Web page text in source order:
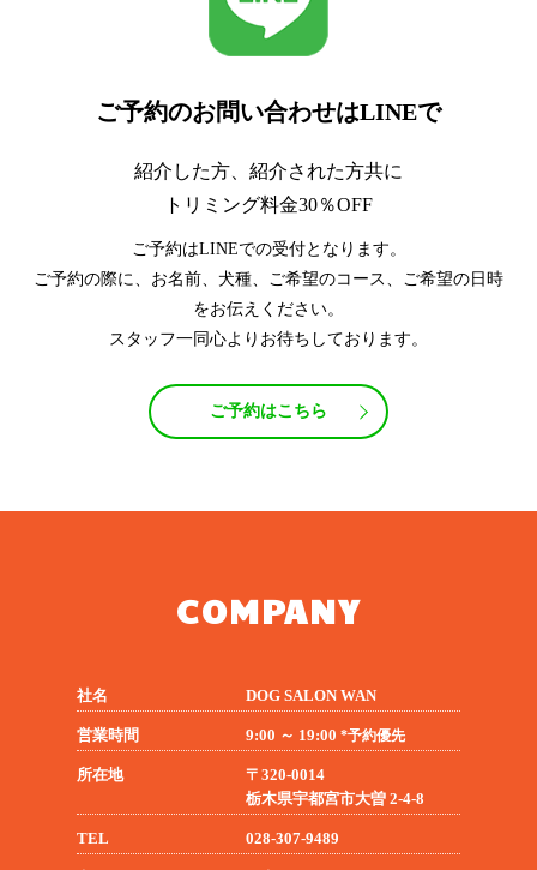
ご予約のお問い合わせはLINEで
紹介した方、紹介された方共に
トリミング料金30％OFF
ご予約はLINEでの受付となります。
ご予約の際に、お名前、犬種、ご希望のコース、ご希望の日時
をお伝えください。
スタッフ一同心よりお待ちしております。
ご予約はこちら
COMPANY
社名 DOG SALON WAN
営業時間 9:00 ～ 19:00 *予約優先
所在地
〒320-0014
栃木県宇都宮市大曽 2-4-8
TEL 028-307-9489